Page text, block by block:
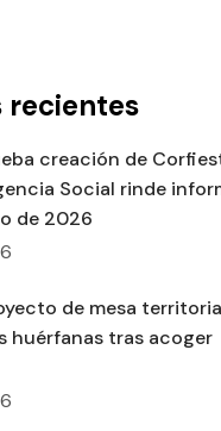
recientes
creación de
Social rinde
de 2026
de mesa
huérfanas tras acoger